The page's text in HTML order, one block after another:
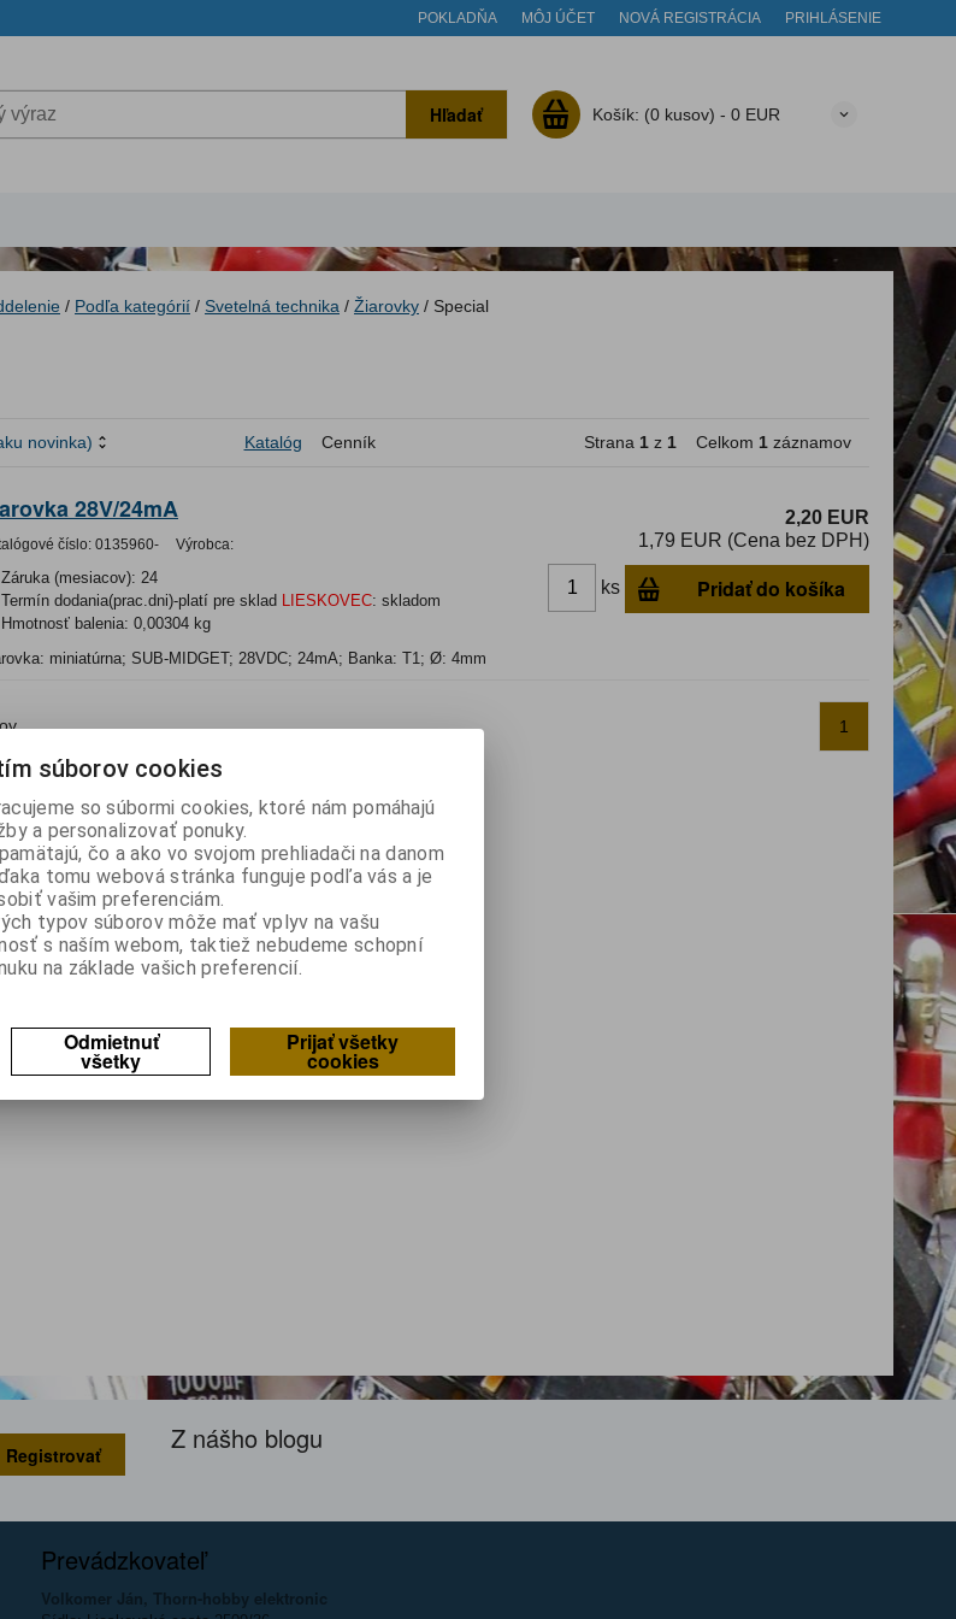
POKLADŇA MÔJ ÚČET NOVÁ REGISTRÁCIA PRIHLÁSENIE
Hľadať Košík: (0 kusov) - 0 EUR
/ Podľa kategórií / Svetelná technika / Žiarovky / Special
novinka) Katalóg Cenník Strana 1 z 1 Celkom 1 záznamov
28V/24mA
číslo: 0135960- Výrobca:
Záruka (mesiacov): 24
Termín dodania(prac.dni)-platí pre sklad LIESKOVEC: skladom
Hmotnosť balenia: 0,00304 kg
miniatúrna; SUB-MIDGET; 28VDC; 24mA; Banka: T1; Ø: 4mm
2,20 EUR
1,79 EUR (Cena bez DPH)
ks Pridať do košíka
1
Registrovať Z nášho blogu
Prevádzkovateľ
Volkomer Ján, Thorn-hobby elektronic
súborov cookies
so súbormi cookies, ktoré nám pomáhajú
a personalizovať ponuky.
čo a ako vo svojom prehliadači na danom
tomu webová stránka funguje podľa vás a je
vašim preferenciám.
typov súborov môže mať vplyv na vašu
s naším webom, taktiež nebudeme schopní
na základe vašich preferencií.
Odmietnuť
všetky
Prijať všetky
cookies